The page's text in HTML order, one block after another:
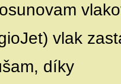
vlak
díky